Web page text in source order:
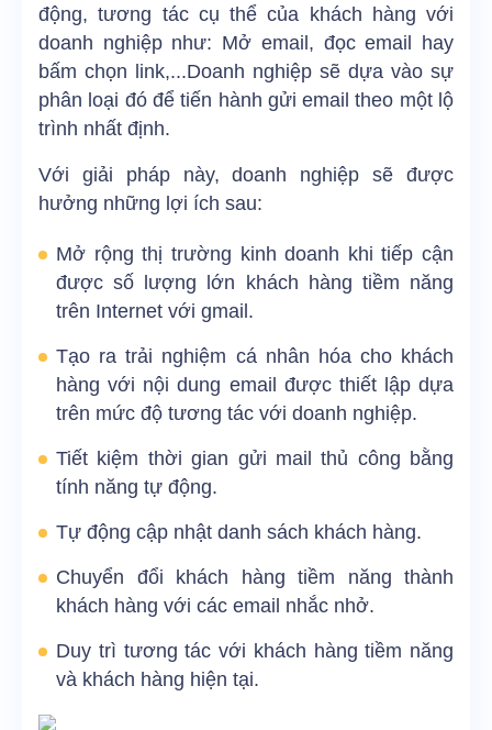
động, tương tác cụ thể của khách hàng với
doanh nghiệp như: Mở email, đọc email hay
bấm chọn link,...Doanh nghiệp sẽ dựa vào sự
phân loại đó để tiến hành gửi email theo một lộ
trình nhất định.
Với giải pháp này, doanh nghiệp sẽ được
hưởng những lợi ích sau:
Mở rộng thị trường kinh doanh khi tiếp cận
được số lượng lớn khách hàng tiềm năng
trên Internet với gmail.
Tạo ra trải nghiệm cá nhân hóa cho khách
hàng với nội dung email được thiết lập dựa
trên mức độ tương tác với doanh nghiệp.
Tiết kiệm thời gian gửi mail thủ công bằng
tính năng tự động.
Tự động cập nhật danh sách khách hàng.
Chuyển đổi khách hàng tiềm năng thành
khách hàng với các email nhắc nhở.
Duy trì tương tác với khách hàng tiềm năng
và khách hàng hiện tại.